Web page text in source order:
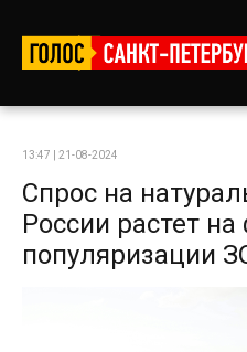
13:47 | 21-08-2024
Спрос на
России растет на
популяризации